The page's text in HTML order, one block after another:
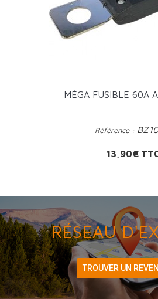
MÉGA FUSIBLE 60A
Référence :
Prix
13,90€
RÉSEAU
TROUVER UN